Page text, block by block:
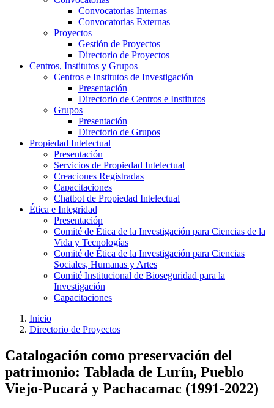
Convocatorias Internas
Convocatorias Externas
Proyectos
Gestión de Proyectos
Directorio de Proyectos
Centros, Institutos y Grupos
Centros e Institutos de Investigación
Presentación
Directorio de Centros e Institutos
Grupos
Presentación
Directorio de Grupos
Propiedad Intelectual
Presentación
Servicios de Propiedad Intelectual
Creaciones Registradas
Capacitaciones
Chatbot de Propiedad Intelectual
Ética e Integridad
Presentación
Comité de Ética de la Investigación para Ciencias de la
Vida y Tecnologías
Comité de Ética de la Investigación para Ciencias
Sociales, Humanas y Artes
Comité Institucional de Bioseguridad para la
Investigación
Capacitaciones
Inicio
Directorio de Proyectos
Catalogación como preservación del
patrimonio: Tablada de Lurín, Pueblo
Viejo-Pucará y Pachacamac (1991-2022)